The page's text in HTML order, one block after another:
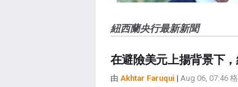
紐西蘭央行最新新聞
在避險美元上揚背景下
由 Akhtar Faruqui | Aug 06, 07:46